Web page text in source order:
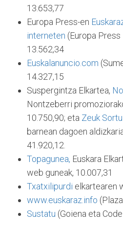
13.653,77
Europa Press-en
interneten (Europa Press
13.562,34
Euskalanuncio.com
14.327,15
Suspergintza Elkartea,
Nontzeberri
10.750,90; eta Zeuk Sortu
barnean dagoen
41.920,12.
Topagunea, Euskara
web guneak, 10.007,31
Txatxilipurdi elkartearen
www.euskaraz.info
Sustatu (Goiena eta